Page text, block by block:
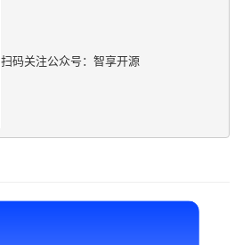
扫码关注公众号：智享开源